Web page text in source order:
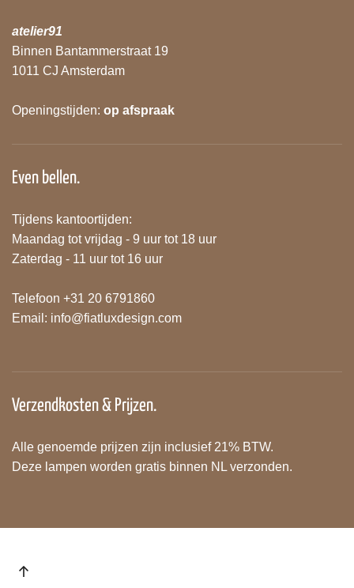
atelier91
Binnen Bantammerstraat 19
1011 CJ Amsterdam
Openingstijden: op afspraak
Even bellen.
Tijdens kantoortijden:
Maandag tot vrijdag - 9 uur tot 18 uur
Zaterdag - 11 uur tot 16 uur
Telefoon +31 20 6791860
Email: info@fiatluxdesign.com
Verzendkosten & Prijzen.
Alle genoemde prijzen zijn inclusief 21% BTW.
Deze lampen worden gratis binnen NL verzonden.